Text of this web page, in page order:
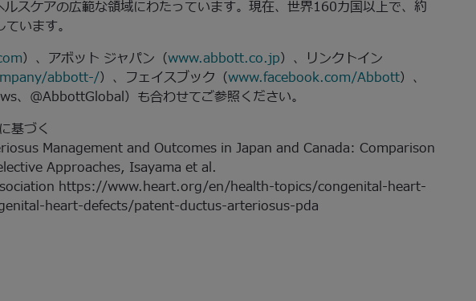
スケアの広範な領域にわたっています。現在、世界160カ国以上で、約
います。
）、アボット ジャパン（www.abbott.co.jp）、リンクトイン
abbott-/）、フェイスブック（www.facebook.com/Abbott）、
、@AbbottGlobal）も合わせてご参照ください。
基づく
Management and Outcomes in Japan and Canada: Comparison
Approaches, Isayama et al.
https://www.heart.org/en/health-topics/congenital-heart-
heart-defects/patent-ductus-arteriosus-pda